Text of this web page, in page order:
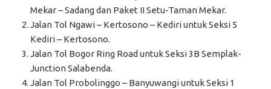
Mekar – Sadang dan Paket II Setu-Taman Mekar.
Jalan Tol Ngawi – Kertosono – Kediri untuk Seksi 5
Kediri – Kertosono.
Jalan Tol Bogor Ring Road untuk Seksi 3B Semplak-
Junction Salabenda.
Jalan Tol Probolinggo – Banyuwangi untuk Seksi 1